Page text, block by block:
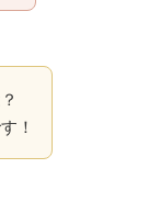
！